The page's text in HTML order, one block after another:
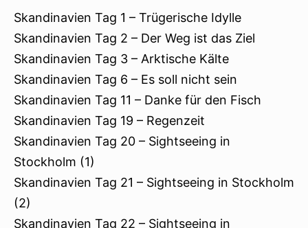
Skandinavien Tag 1 – Trügerische Idylle
Skandinavien Tag 2 – Der Weg ist das Ziel
Skandinavien Tag 3 – Arktische Kälte
Skandinavien Tag 6 – Es soll nicht sein
Skandinavien Tag 11 – Danke für den Fisch
Skandinavien Tag 19 – Regenzeit
Skandinavien Tag 20 – Sightseeing in
Stockholm (1)
Skandinavien Tag 21 – Sightseeing in Stockholm
(2)
Skandinavien Tag 22 – Sightseeing in